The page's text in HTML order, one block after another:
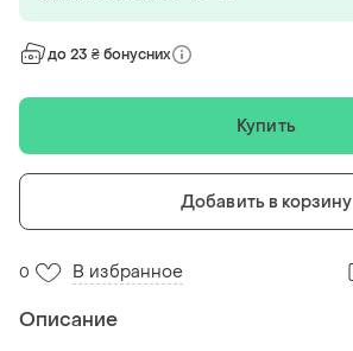
до 23 ₴ бонусних
Купить
Добавить в корзину
0 В избранное
Описание